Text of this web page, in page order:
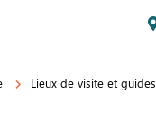
Lieux de visite et guides